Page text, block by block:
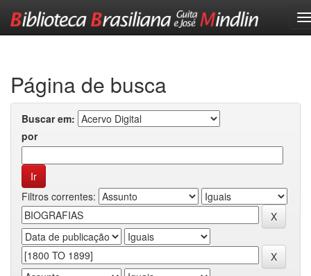
Página de busca
Buscar em:
por
Filtros correntes: